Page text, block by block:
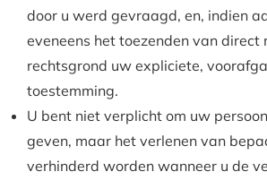
door u werd gevraagd, en, indien
eveneens het toezenden van direct
rechtsgrond uw expliciete,
toestemming.
U bent niet verplicht om uw
geven, maar het verlenen van
verhinderd worden wanneer u de